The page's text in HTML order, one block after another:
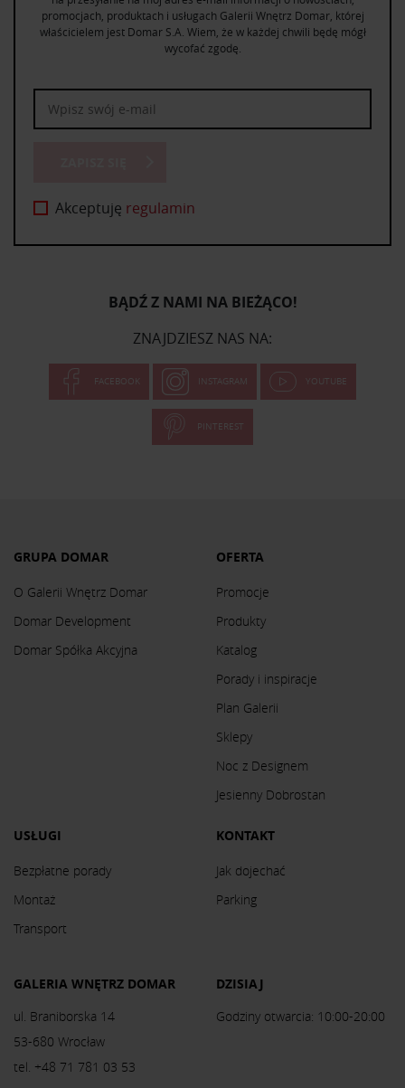
promocjach, produktach i usługach Galerii Wnętrz Domar, której
właścicielem jest Domar S.A. Wiem, że w każdej chwili będę mógł
wycofać zgodę.
Akceptuję regulamin
BĄDŹ Z NAMI NA BIEŻĄCO!
ZNAJDZIESZ NAS NA:
FACEBOOK INSTAGRAM YOUTUBE
PINTEREST
GRUPA DOMAR
O Galerii Wnętrz Domar
Domar Development
Domar Spółka Akcyjna
OFERTA
Promocje
Produkty
Katalog
Porady i inspiracje
Plan Galerii
Sklepy
Noc z Designem
Jesienny Dobrostan
USŁUGI
Bezpłatne porady
Montaż
Transport
KONTAKT
Jak dojechać
Parking
GALERIA WNĘTRZ DOMAR
ul. Braniborska 14
53-680 Wrocław
tel. +48 71 781 03 53
DZISIAJ
Godziny otwarcia: 10:00-20:00